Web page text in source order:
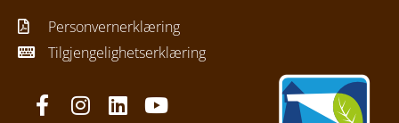
Personvernerklæring
Tilgjengelighetserklæring